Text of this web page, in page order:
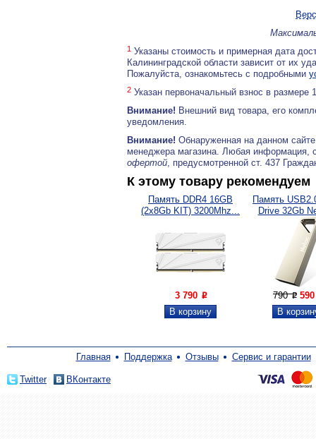
1 Указаны стоимость и примерная дата
Калининградской области зависит от их
Пожалуйста, ознакомьтесь с подробными
2 Указан первоначальный взнос в
Внимание! Внешний вид товара, его
уведомления.
Внимание! Обнаруженная на данном
менеджера магазина. Любая информация,
офертой, предусмотренной ст. 437
К этому товару рекомендуем
Память DDR4 16GB
(2x8Gb KIT) 3200Mhz...
3 790 P
Память
Drive 32Gb
790P
Главная Поддержка Отзывы Сервис и гарантии
Twitter ВКонтакте